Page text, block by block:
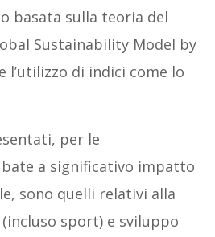
basata sulla teoria del
Sustainability Model by
l’utilizzo di indici come lo
per le
a significativo impatto
sono quelli relativi alla
sport) e sviluppo